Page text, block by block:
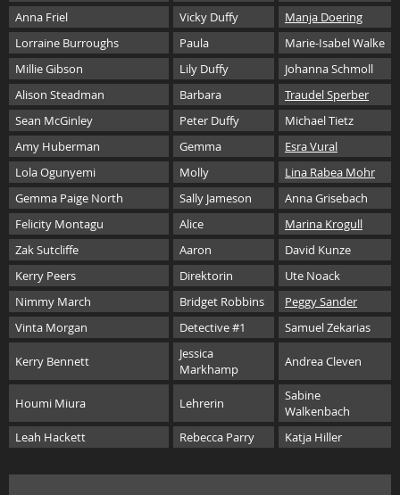
Anna Friel
Vicky Duffy
Manja Doering
Lorraine Burroughs
Paula
Marie-Isabel Walke
Millie Gibson
Lily Duffy
Johanna Schmoll
Alison Steadman
Barbara
Traudel Sperber
Sean McGinley
Peter Duffy
Michael Tietz
Amy Huberman
Gemma
Esra Vural
Lola Ogunyemi
Molly
Lina Rabea Mohr
Gemma Paige North
Sally Jameson
Anna Grisebach
Felicity Montagu
Alice
Marina Krogull
Zak Sutcliffe
Aaron
David Kunze
Kerry Peers
Direktorin
Ute Noack
Nimmy March
Bridget Robbins
Peggy Sander
Vinta Morgan
Detective #1 Samuel Zekarias
Kerry Bennett
Jessica
Markhamp
Andrea Cleven
Houmi Miura Lehrerin
Sabine
Walkenbach
Leah Hackett
Rebecca Parry Katja Hiller